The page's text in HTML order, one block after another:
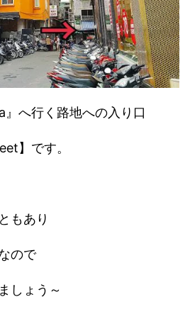
へ行く路地への入り口
】です。
もあり
ので
しょう～